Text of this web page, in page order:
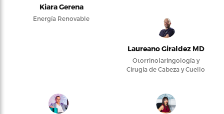
Kiara Gerena
Energía Renovable
Laureano Giraldez MD
Otorrinolaringología y
Cirugía de Cabeza y Cuello